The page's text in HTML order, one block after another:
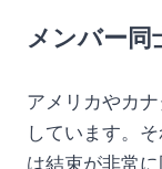
メンバー同
アメリカやカ
しています。
は結束が非常